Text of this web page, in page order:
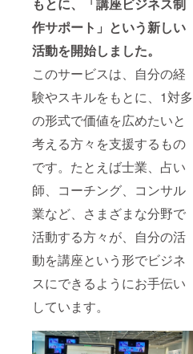
作サポート」という新しい
活動を開始しました。
このサービスは、自分の経
験やスキルをもとに、1対多
の形式で価値を広めたいと
考える方々を支援するもの
です。たとえば士業、占い
師、コーチング、コンサル
業など、さまざまな分野で
活動する方々が、自分の活
動を講座という形でビジネ
スにできるようにお手伝い
しています。